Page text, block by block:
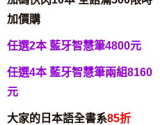
加價購
任選2本 藍牙智慧筆4800元
任選4本 藍牙智慧筆兩組8160
元
大家的日本語全書系85折